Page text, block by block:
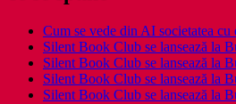
Cum se vede din AI societatea
Silent Book Club se lansează la
Silent Book Club se lansează la
Silent Book Club se lansează la
Silent Book Club se lansează la